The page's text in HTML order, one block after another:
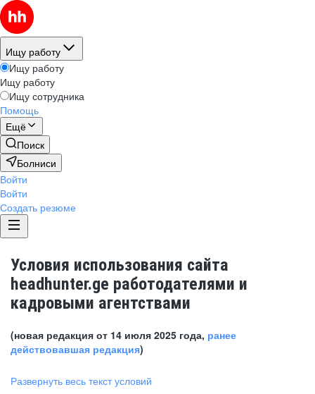
Ищу работу
Ищу работу
Ищу работу
Ищу сотрудника
Помощь
Ещё
Поиск
Болниси
Войти
Войти
Создать резюме
Условия использования сайта
headhunter.ge работодателями и
кадровыми агентствами
(новая редакция от 14 июля 2025 года, ранее
действовавшая редакция)
Развернуть весь текст условий